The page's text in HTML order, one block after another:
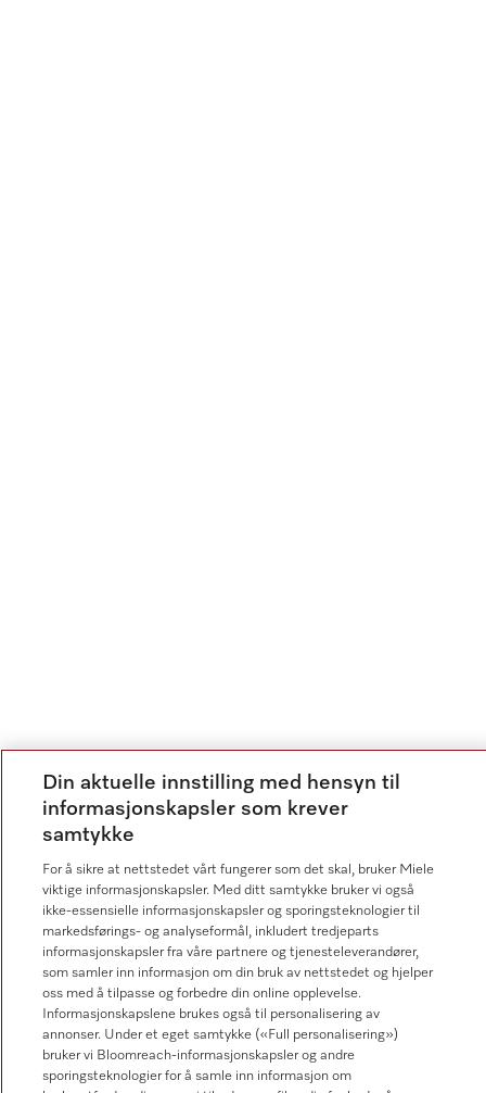
Din aktuelle innstilling med hensyn til
informasjonskapsler som krever
samtykke
For å sikre at nettstedet vårt fungerer som det skal, bruker Miele
viktige informasjonskapsler. Med ditt samtykke bruker vi også
ikke-essensielle informasjonskapsler og sporingsteknologier til
markedsførings- og analyseformål, inkludert tredjeparts
informasjonskapsler fra våre partnere og tjenesteleverandører,
som samler inn informasjon om din bruk av nettstedet og hjelper
oss med å tilpasse og forbedre din online opplevelse.
Informasjonskapslene brukes også til personalisering av
annonser. Under et eget samtykke («Full personalisering»)
bruker vi Bloomreach-informasjonskapsler og andre
sporingsteknologier for å samle inn informasjon om